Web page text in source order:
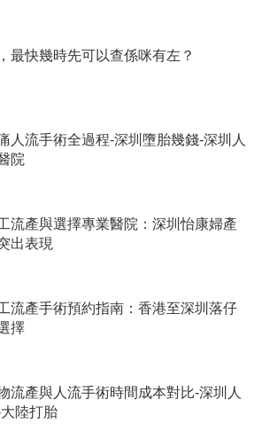
最快幾時先可以查係咪有左？
人流手術全過程-深圳墮胎幾錢-深圳人
院
流產與選擇專業醫院：深圳怡康婦產
出表現
流產手術預約指南：香港至深圳落仔
擇
流產與人流手術時間成本對比-深圳人
陸打胎